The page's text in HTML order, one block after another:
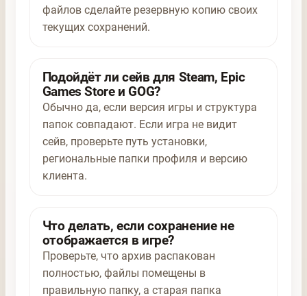
файлов сделайте резервную копию своих
текущих сохранений.
Подойдёт ли сейв для Steam, Epic
Games Store и GOG?
Обычно да, если версия игры и структура
папок совпадают. Если игра не видит
сейв, проверьте путь установки,
региональные папки профиля и версию
клиента.
Что делать, если сохранение не
отображается в игре?
Проверьте, что архив распакован
полностью, файлы помещены в
правильную папку, а старая папка